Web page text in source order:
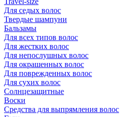
Для седых волос
Твердые шампуни
Бальзамы
Для всех типов волос
Для жестких волос
Для непослушных волос
Для окрашенных волос
Для поврежденных волос
Для сухих волос
Солнцезащитные
Воски
Средства для выпрямления волос